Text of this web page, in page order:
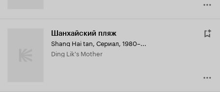
Шанхайский пляж
Shang Hai tan, Сериал, 1980–...
Ding Lik's Mother